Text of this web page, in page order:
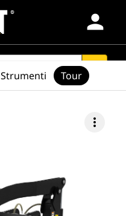
person
search
more_vert
Strumenti Tour